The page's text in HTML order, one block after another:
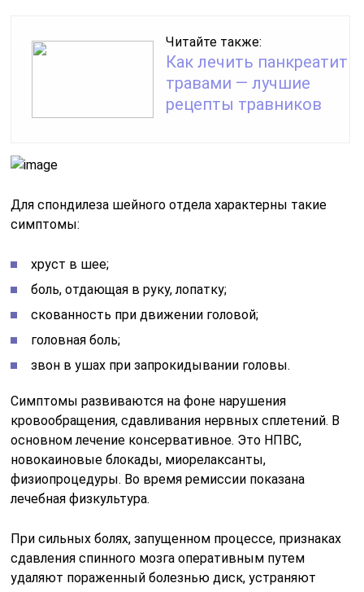
Читайте также:
Как лечить панкреатит
травами — лучшие
рецепты травников
Для спондилеза шейного отдела характерны такие
симптомы:
хруст в шее;
боль, отдающая в руку, лопатку;
скованность при движении головой;
головная боль;
звон в ушах при запрокидывании головы.
Симптомы развиваются на фоне нарушения
кровообращения, сдавливания нервных сплетений. В
основном лечение консервативное. Это НПВС,
новокаиновые блокады, миорелаксанты,
физиопроцедуры. Во время ремиссии показана
лечебная физкультура.
При сильных болях, запущенном процессе, признаках
сдавления спинного мозга оперативным путем
удаляют пораженный болезнью диск, устраняют